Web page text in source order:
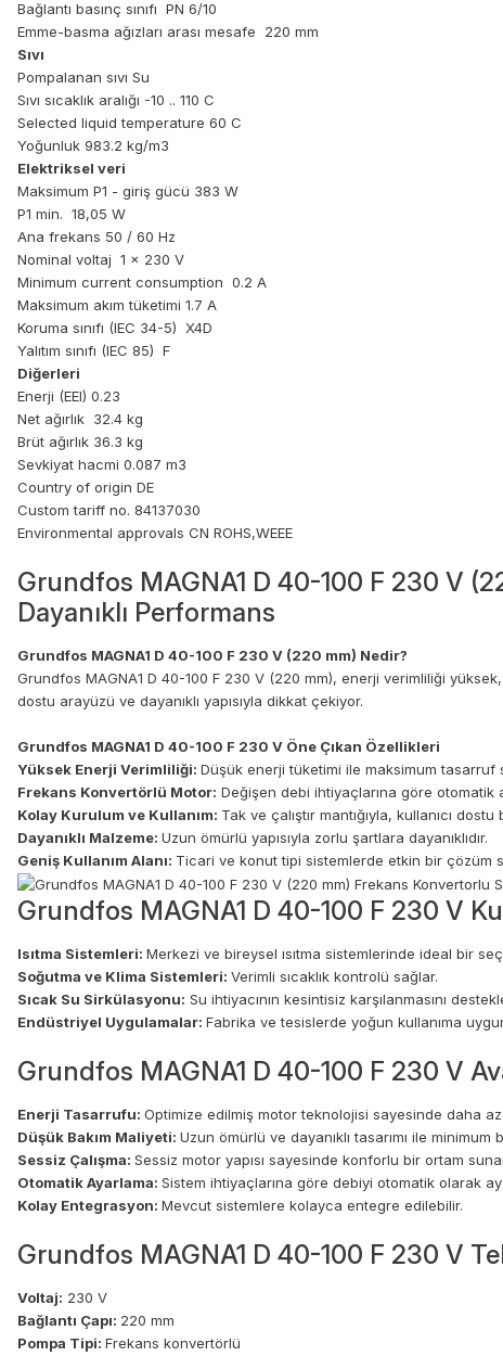
Bağlantı basınç sınıfı PN 6/10
Emme-basma ağızları arası mesafe 220 mm
Sıvı
Pompalanan sıvı Su
Sıvı sıcaklık aralığı -10 .. 110 C
Selected liquid temperature 60 C
Yoğunluk 983.2 kg/m3
Elektriksel veri
Maksimum P1 - giriş gücü 383 W
P1 min. 18,05 W
Ana frekans 50 / 60 Hz
Nominal voltaj 1 x 230 V
Minimum current consumption 0.2 A
Maksimum akım tüketimi 1.7 A
Koruma sınıfı (IEC 34-5) X4D
Yalıtım sınıfı (IEC 85) F
Diğerleri
Enerji (EEI) 0.23
Net ağırlık 32.4 kg
Brüt ağırlık 36.3 kg
Sevkiyat hacmi 0.087 m3
Country of origin DE
Custom tariff no. 84137030
Environmental approvals CN ROHS,WEEE
Grundfos MAGNA1 D 40-100 F 230 V
Dayanıklı Performans
Grundfos MAGNA1 D 40-100 F 230 V (220 mm) Nedir?
Grundfos MAGNA1 D 40-100 F 230 V (220 mm), enerji verimliliği
dostu arayüzü ve dayanıklı yapısıyla dikkat çekiyor.
Grundfos MAGNA1 D 40-100 F 230 V Öne Çıkan Özellikleri
Yüksek Enerji Verimliliği: Düşük enerji tüketimi ile maksimum tasarruf
Frekans Konvertörlü Motor: Değişen debi ihtiyaçlarına göre
Kolay Kurulum ve Kullanım: Tak ve çalıştır mantığıyla, kullanıcı
Dayanıklı Malzeme: Uzun ömürlü yapısıyla zorlu şartlara dayanıklıdır.
Geniş Kullanım Alanı: Ticari ve konut tipi sistemlerde etkin bir çözüm
Grundfos MAGNA1 D 40-100 F 230 V
Isıtma Sistemleri: Merkezi ve bireysel ısıtma sistemlerinde ideal bir
Soğutma ve Klima Sistemleri: Verimli sıcaklık kontrolü sağlar.
Sıcak Su Sirkülasyonu: Su ihtiyacının kesintisiz karşılanmasını
Endüstriyel Uygulamalar: Fabrika ve tesislerde yoğun kullanıma
Grundfos MAGNA1 D 40-100 F 230 V
Enerji Tasarrufu: Optimize edilmiş motor teknolojisi sayesinde daha
Düşük Bakım Maliyeti: Uzun ömürlü ve dayanıklı tasarımı ile minimum
Sessiz Çalışma: Sessiz motor yapısı sayesinde konforlu bir ortam
Otomatik Ayarlama: Sistem ihtiyaçlarına göre debiyi otomatik olarak
Kolay Entegrasyon: Mevcut sistemlere kolayca entegre edilebilir.
Grundfos MAGNA1 D 40-100 F 230 V
Voltaj: 230 V
Bağlantı Çapı: 220 mm
Pompa Tipi: Frekans konvertörlü